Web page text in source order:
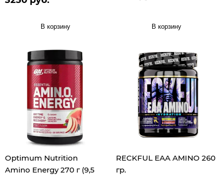
В корзину В корзину
Optimum Nutrition
Amino Energy 270 г (9,5
RECKFUL EAA AMINO 260
гр.